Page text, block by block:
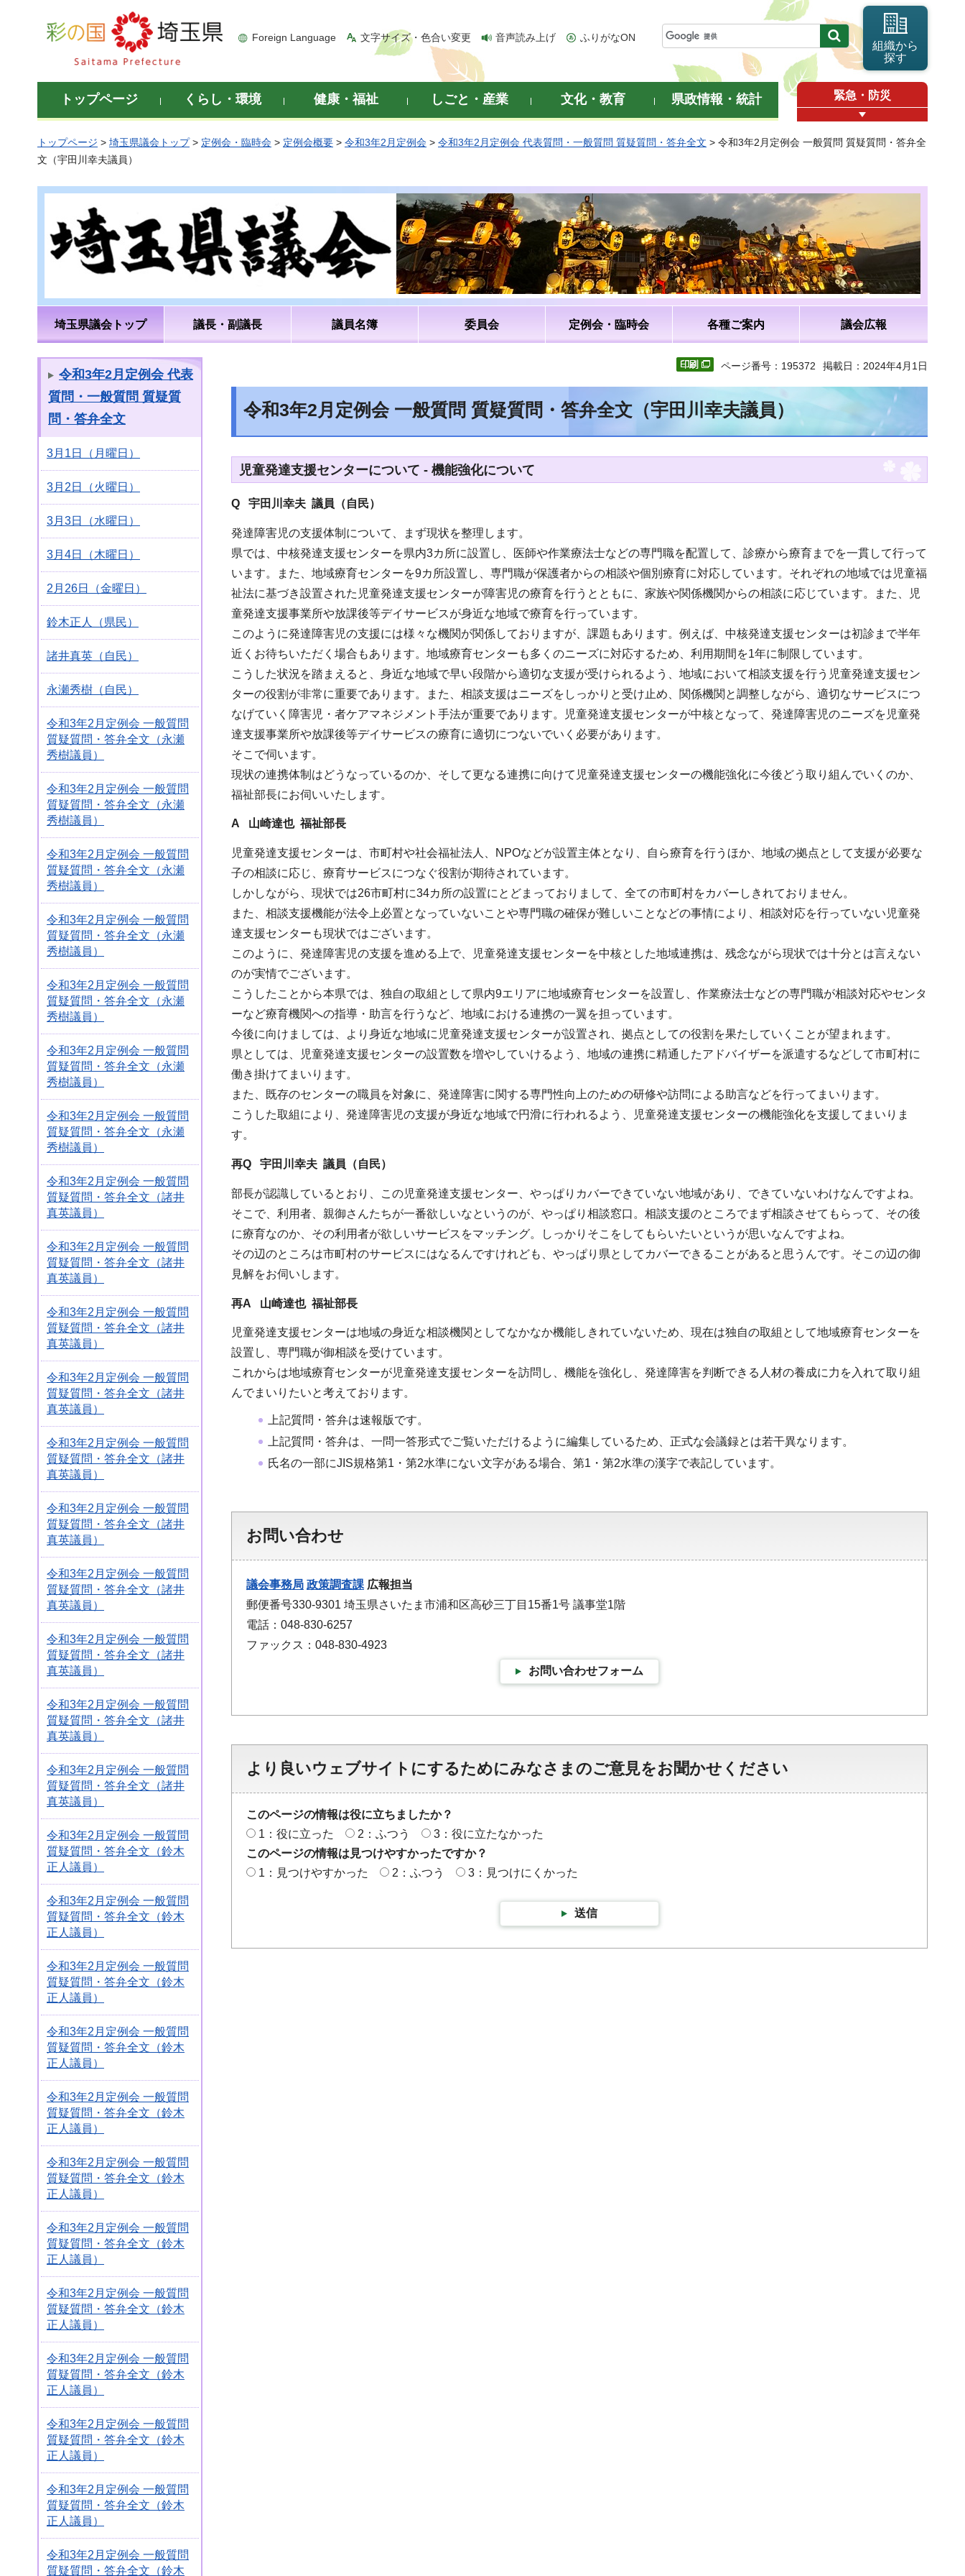
彩の国 埼玉県
Foreign Language 文字サイズ・色合い変更 音声読み上げ ふりがなON
組織から
探す
トップページ くらし・環境 健康・福祉 しごと・産業 文化・教育 県政情報・統計 緊急・防災
トップページ > 埼玉県議会トップ> 定例会・臨時会 > 定例会概要 > 令和3年2月定例会 > 令和3年2月定例会 代表質問・一般質問 質疑質問・答弁全文 > 令和3年2月定例会 一般質問 質疑質問・答弁全
文（宇田川幸夫議員）
埼玉県議会トップ 議長・副議長 議員名簿 委員会 定例会・臨時会 各種ご案内 議会広報
令和3年2月定例会 代表
質問・一般質問 質疑質
問・答弁全文
3月1日（月曜日）
3月2日（火曜日）
3月3日（水曜日）
3月4日（木曜日）
2月26日（金曜日）
鈴木正人（県民）
諸井真英（自民）
永瀬秀樹（自民）
令和3年2月定例会 一般質問
質疑質問・答弁全文（永瀬
秀樹議員）
令和3年2月定例会 一般質問
質疑質問・答弁全文（永瀬
秀樹議員）
令和3年2月定例会 一般質問
質疑質問・答弁全文（永瀬
秀樹議員）
令和3年2月定例会 一般質問
質疑質問・答弁全文（永瀬
秀樹議員）
令和3年2月定例会 一般質問
質疑質問・答弁全文（永瀬
秀樹議員）
令和3年2月定例会 一般質問
質疑質問・答弁全文（永瀬
秀樹議員）
令和3年2月定例会 一般質問
質疑質問・答弁全文（永瀬
秀樹議員）
令和3年2月定例会 一般質問
質疑質問・答弁全文（諸井
真英議員）
令和3年2月定例会 一般質問
質疑質問・答弁全文（諸井
真英議員）
令和3年2月定例会 一般質問
質疑質問・答弁全文（諸井
真英議員）
令和3年2月定例会 一般質問
質疑質問・答弁全文（諸井
真英議員）
令和3年2月定例会 一般質問
質疑質問・答弁全文（諸井
真英議員）
令和3年2月定例会 一般質問
質疑質問・答弁全文（諸井
真英議員）
令和3年2月定例会 一般質問
質疑質問・答弁全文（諸井
真英議員）
令和3年2月定例会 一般質問
質疑質問・答弁全文（諸井
真英議員）
令和3年2月定例会 一般質問
質疑質問・答弁全文（諸井
真英議員）
令和3年2月定例会 一般質問
質疑質問・答弁全文（諸井
真英議員）
令和3年2月定例会 一般質問
質疑質問・答弁全文（鈴木
正人議員）
令和3年2月定例会 一般質問
質疑質問・答弁全文（鈴木
正人議員）
令和3年2月定例会 一般質問
質疑質問・答弁全文（鈴木
正人議員）
令和3年2月定例会 一般質問
質疑質問・答弁全文（鈴木
正人議員）
令和3年2月定例会 一般質問
質疑質問・答弁全文（鈴木
正人議員）
令和3年2月定例会 一般質問
質疑質問・答弁全文（鈴木
正人議員）
令和3年2月定例会 一般質問
質疑質問・答弁全文（鈴木
正人議員）
令和3年2月定例会 一般質問
質疑質問・答弁全文（鈴木
正人議員）
令和3年2月定例会 一般質問
質疑質問・答弁全文（鈴木
正人議員）
令和3年2月定例会 一般質問
質疑質問・答弁全文（鈴木
正人議員）
令和3年2月定例会 一般質問
質疑質問・答弁全文（鈴木
正人議員）
令和3年2月定例会 一般質問
質疑質問・答弁全文（鈴木
ページ番号：195372 掲載日：2024年4月1日
令和3年2月定例会 一般質問 質疑質問・答弁全文（宇田川幸夫議員）
児童発達支援センターについて - 機能強化について
Q 宇田川幸夫 議員（自民）
発達障害児の支援体制について、まず現状を整理します。
県では、中核発達支援センターを県内3カ所に設置し、医師や作業療法士などの専門職を配置して、診療から療育までを一貫して行って
います。また、地域療育センターを9カ所設置し、専門職が保護者からの相談や個別療育に対応しています。それぞれの地域では児童福
祉法に基づき設置された児童発達支援センターが障害児の療育を行うとともに、家族や関係機関からの相談に応じています。また、児
童発達支援事業所や放課後等デイサービスが身近な地域で療育を行っています。
このように発達障害児の支援には様々な機関が関係しておりますが、課題もあります。例えば、中核発達支援センターは初診まで半年
近くお待ちいただく場合もあります。地域療育センターも多くのニーズに対応するため、利用期間を1年に制限しています。
こうした状況を踏まえると、身近な地域で早い段階から適切な支援が受けられるよう、地域において相談支援を行う児童発達支援セン
ターの役割が非常に重要であります。また、相談支援はニーズをしっかりと受け止め、関係機関と調整しながら、適切なサービスにつ
なげていく障害児・者ケアマネジメント手法が重要であります。児童発達支援センターが中核となって、発達障害児のニーズを児童発
達支援事業所や放課後等デイサービスの療育に適切につないでいく必要があります。
そこで伺います。
現状の連携体制はどうなっているのか、そして更なる連携に向けて児童発達支援センターの機能強化に今後どう取り組んでいくのか、
福祉部長にお伺いいたします。
A 山崎達也 福祉部長
児童発達支援センターは、市町村や社会福祉法人、NPOなどが設置主体となり、自ら療育を行うほか、地域の拠点として支援が必要な
子の相談に応じ、療育サービスにつなぐ役割が期待されています。
しかしながら、現状では26市町村に34カ所の設置にとどまっておりまして、全ての市町村をカバーしきれておりません。
また、相談支援機能が法令上必置となっていないことや専門職の確保が難しいことなどの事情により、相談対応を行っていない児童発
達支援センターも現状ではございます。
このように、発達障害児の支援を進める上で、児童発達支援センターを中核とした地域連携は、残念ながら現状では十分とは言えない
のが実情でございます。
こうしたことから本県では、独自の取組として県内9エリアに地域療育センターを設置し、作業療法士などの専門職が相談対応やセンタ
ーなど療育機関への指導・助言を行うなど、地域における連携の一翼を担っています。
今後に向けましては、より身近な地域に児童発達支援センターが設置され、拠点としての役割を果たしていくことが望まれます。
県としては、児童発達支援センターの設置数を増やしていけるよう、地域の連携に精通したアドバイザーを派遣するなどして市町村に
働き掛けてまいります。
また、既存のセンターの職員を対象に、発達障害に関する専門性向上のための研修や訪問による助言などを行ってまいります。
こうした取組により、発達障害児の支援が身近な地域で円滑に行われるよう、児童発達支援センターの機能強化を支援してまいりま
す。
再Q 宇田川幸夫 議員（自民）
部長が認識しているとおり、この児童発達支援センター、やっぱりカバーできていない地域があり、できていないわけなんですよね。
そこで、利用者、親御さんたちが一番欲しいなというのが、やっぱり相談窓口。相談支援のところでまず相談させてもらって、その後
に療育なのか、その利用者が欲しいサービスをマッチング。しっかりそこをしてもらいたいというが思いなんですよね。
その辺のところは市町村のサービスにはなるんですけれども、やっぱり県としてカバーできることがあると思うんです。そこの辺の御
見解をお伺いします。
再A 山崎達也 福祉部長
児童発達支援センターは地域の身近な相談機関としてなかなか機能しきれていないため、現在は独自の取組として地域療育センターを
設置し、専門職が御相談を受けています。
これからは地域療育センターが児童発達支援センターを訪問し、機能を強化し、発達障害を判断できる人材の養成に力を入れて取り組
んでまいりたいと考えております。
上記質問・答弁は速報版です。
上記質問・答弁は、一問一答形式でご覧いただけるように編集しているため、正式な会議録とは若干異なります。
氏名の一部にJIS規格第1・第2水準にない文字がある場合、第1・第2水準の漢字で表記しています。
お問い合わせ
議会事務局 政策調査課 広報担当
郵便番号330-9301 埼玉県さいたま市浦和区高砂三丁目15番1号 議事堂1階
電話：048-830-6257
ファックス：048-830-4923
お問い合わせフォーム
より良いウェブサイトにするためにみなさまのご意見をお聞かせください
このページの情報は役に立ちましたか？
1：役に立った
2：ふつう
3：役に立たなかった
このページの情報は見つけやすかったですか？
1：見つけやすかった
2：ふつう 3：見つけにくかった
送信